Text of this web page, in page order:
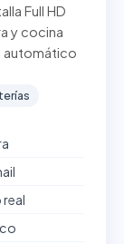
Full HD
y cocina
automático